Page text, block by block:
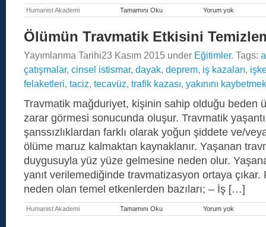
Humanist Akademi Tamamını Oku Yorum yok
Tanrıçalar
(Online)
Ölümün Travmatik Etkisini
Yayımlanma Tarihi23 Kasım 2015 under Eğitimler. Tags:
çatışmalar, cinsel istismar, dayak, deprem, iş kazaları,
felaketleri, taciz, tecavüz, trafik kazası, yakınını kaybetmek
Travmatik mağduriyet, kişinin sahip olduğu beden
zarar görmesi sonucunda oluşur. Travmatik
şanssızlıklardan farklı olarak yoğun şiddete ve/
ölüme maruz kalmaktan kaynaklanır. Yaşanan
duygusuyla yüz yüze gelmesine neden olur.
yanıt verilemediğinde travmatizasyon ortaya
neden olan temel etkenlerden bazıları; – İş […]
Humanist Akademi Tamamını Oku Yorum yok
Travmatik